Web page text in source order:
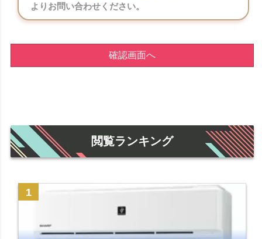
よりお問い合わせください。
確認画面へ
閲覧ランキング